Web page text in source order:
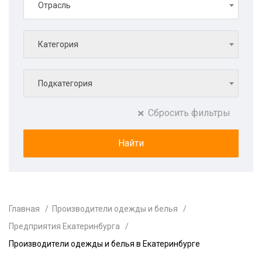
Отрасль
Категория
Подкатегория
Сбросить фильтры
Главная
Производители одежды и белья
Предприятия Екатеринбурга
Производители одежды и белья в Екатеринбурге